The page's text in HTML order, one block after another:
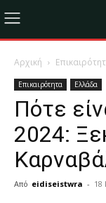
Αρχική
Επικαιρότητα Ελλάδα
Πότε
2024:
Από eidiseistwra - 18